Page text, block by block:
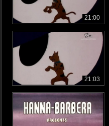
21:00
21:03